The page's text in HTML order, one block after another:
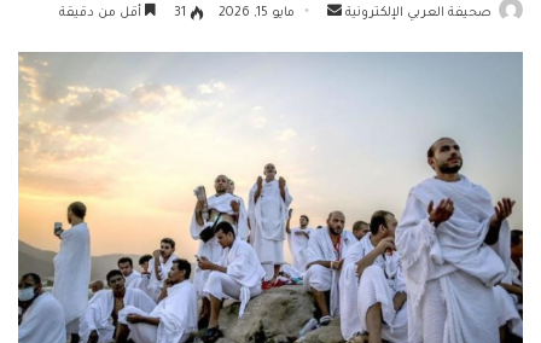
صحيفة العربي الإلكترونية
أرسل مايو 15, 2026 31 أقل من دقيقة